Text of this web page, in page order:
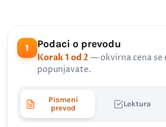
1 Podaci o prevodu
Korak 1 od 2 — okvirna cena se
popunjavate.
Pismeni
prevod
Lektura